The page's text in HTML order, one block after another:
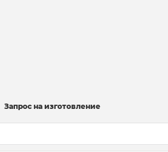
Запрос на изготовление